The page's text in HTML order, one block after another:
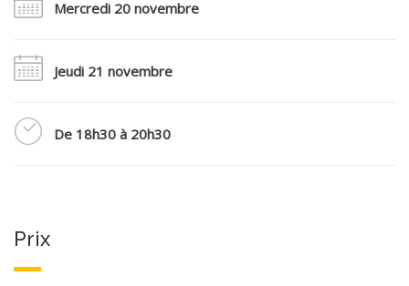
Mercredi 20 novembre
Jeudi 21 novembre
De 18h30 à 20h30
Prix